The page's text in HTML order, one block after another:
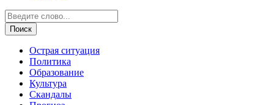
Острая ситуация
Политика
Образование
Культура
Скандалы